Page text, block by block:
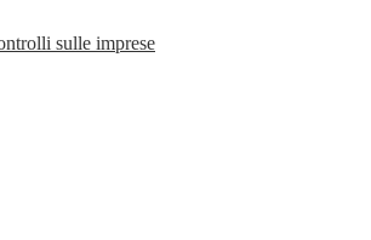
sulle imprese